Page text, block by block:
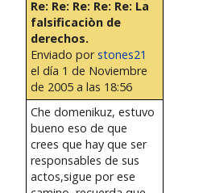
Re: Re: Re: Re: Re: La
falsificaciòn de
derechos.
Enviado porstones21
el día 1 de Noviembre
de 2005 a las 18:56
Che domenikuz, estuvo
bueno eso de que
crees que hay que ser
responsables de sus
actos,sigue por ese